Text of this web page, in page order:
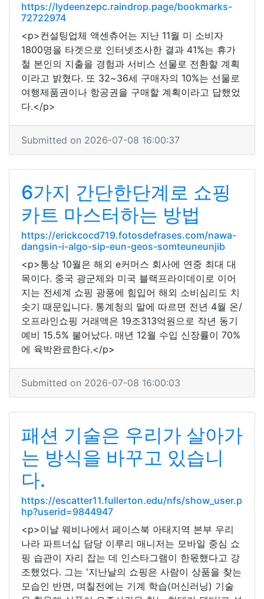
https://lydeenzepc.raindrop.page/bookmarks-
72722974
<p>컨설팅업체 액센츄어는 지난 11월 미 소비자
1800명을 타겟으로 인터넷조사한 결과 41%는 휴가
철 본인의 지출을 경험과 서비스 선물로 전환할 계획
이라고 밝혔다. 또 32~36세 구매자의 10%는 선물로
여행제품권이나 항공권을 구매할 계획이라고 답했었
다.</p>
Submitted on 2026-07-08 16:00:37
6가지 간단한단계로 쇼핑
카트 마스터하는 방법
https://erickcocd719.fotosdefrases.com/nawa-
dangsin-i-algo-sip-eun-geos-somteuneunjib
<p>통상 10월은 해외 e커머스 회사에 연중 최대 대
목이다. 중국 광군제와 미국 블랙프라이데이로 이어
지는 전세계 쇼핑 광풍에 힘입어 해외 소비심리도 치
솟기 때문입니다. 통계청의 말에 따르면 전년 4월 온/
오프라인쇼핑 거래액은 19조313억원으로 작년 동기
예비 15.5% 불어났다. 매년 12월 수입 신장률이 70%
에 육박완료한다.</p>
Submitted on 2026-07-08 16:00:03
패션 기술은 우리가 살아가
는 방식을 바꾸고 있습니
다.
https://escatter11.fullerton.edu/nfs/show_user.p
hp?userid=9844947
<p>이날 웨비나에서 페이스북 아태지역 본부 우리
나라 파트너십 담당 이루리 매니저는 모바일 중심 쇼
핑 습관이 자리 잡는 데 인스타그램이 한몫했다고 강
조했었다. 그는 '지난날의 쇼핑은 사람이 상품을 찾는
모습인 반면, 며칠전에는 기계 학습(머신러닝) 기술